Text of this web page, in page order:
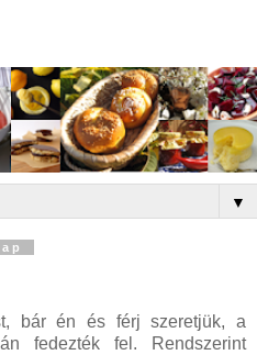
▼
bár én és férj szeretjük, a
fedezték fel. Rendszerint